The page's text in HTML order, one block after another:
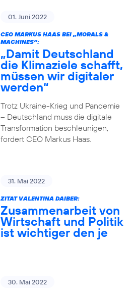
01. Juni 2022
CEO MARKUS HAAS BEI „MORALS &
MACHINES“:
„Damit Deutschland
die Klimaziele schafft,
müssen wir digitaler
werden“
Trotz Ukraine-Krieg und Pandemie
– Deutschland muss die digitale
Transformation beschleunigen,
fordert CEO Markus Haas.
31. Mai 2022
ZITAT VALENTINA DAIBER:
Zusammenarbeit von
Wirtschaft und Politik
ist wichtiger den je
30. Mai 2022